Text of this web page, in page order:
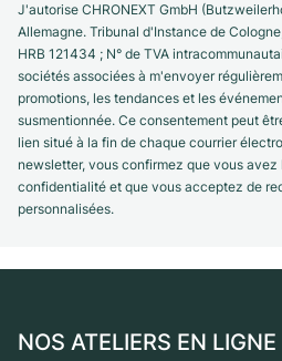
J'autorise CHRONEXT GmbH
Allemagne. Tribunal d'Instance de
HRB 121434 ; N° de TVA
sociétés associées à m'envoyer
promotions, les tendances et les
susmentionnée. Ce consentement peut
lien situé à la fin de chaque courrier
newsletter, vous confirmez que vous
confidentialité et que vous acceptez de
personnalisées.
NOS ATELIERS EN LIGNE